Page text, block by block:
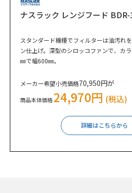
ナスラック レンジフード
スタンダード機種でフィルターは油汚れ
ン仕上げ。深型のシロッコファンで、カ
㎜で幅600㎜。
メーカー希望小売価格70,950円が
商品本体価格24,970円 (税込)
詳細はこちらから